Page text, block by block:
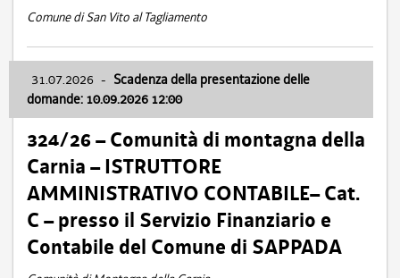
Comune di San Vito al Tagliamento
31.07.2026 - Scadenza della presentazione delle
domande: 10.09.2026 12:00
324/26 – Comunità di montagna della
Carnia – ISTRUTTORE
AMMINISTRATIVO CONTABILE– Cat.
C – presso il Servizio Finanziario e
Contabile del Comune di SAPPADA